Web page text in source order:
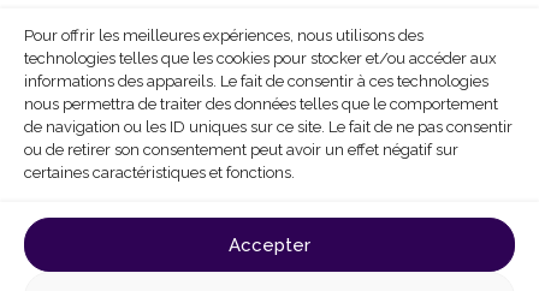
Pour offrir les meilleures expériences, nous utilisons des
technologies telles que les cookies pour stocker et/ou accéder aux
informations des appareils. Le fait de consentir à ces technologies
nous permettra de traiter des données telles que le comportement
de navigation ou les ID uniques sur ce site. Le fait de ne pas consentir
ou de retirer son consentement peut avoir un effet négatif sur
certaines caractéristiques et fonctions.
Accepter
love